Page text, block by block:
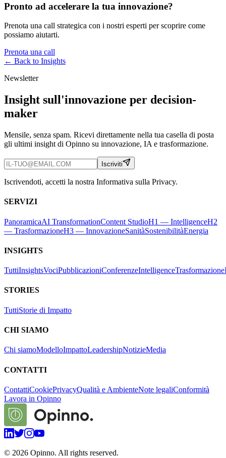
Pronto ad accelerare la tua innovazione?
Prenota una call strategica con i nostri esperti per scoprire come
possiamo aiutarti.
Prenota una call
← Back to Insights
Newsletter
Insight sull'innovazione per decision-
maker
Mensile, senza spam. Ricevi direttamente nella tua casella di posta
gli ultimi insight di Opinno su innovazione, IA e trasformazione.
Iscriviti
Iscrivendoti, accetti la nostra Informativa sulla Privacy.
SERVIZI
PanoramicaAI TransformationContent StudioH1 — IntelligenceH2
— TrasformazioneH3 — InnovazioneSanitàSostenibilitàEnergia
INSIGHTS
TuttiInsightsVociPubblicazioniConferenzeIntelligenceTrasformazione
STORIES
TuttiStorie di Impatto
CHI SIAMO
Chi siamoModelloImpattoLeadershipNotizieMedia
CONTATTI
ContattiCookiePrivacyQualità e AmbienteNote legaliConformità
Lavora in Opinno
© 2026 Opinno. All rights reserved.